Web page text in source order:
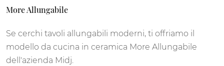
More Allungabile
Se cerchi tavoli allungabili moderni, ti offriamo il
modello da cucina in ceramica More Allungabile
dell'azienda Midj.